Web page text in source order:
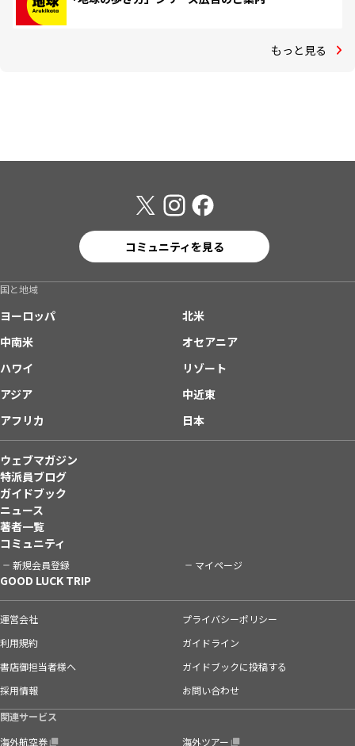
もっと見る
コミュニティを見る
国と地域
ヨーロッパ
北米
中南米
オセアニア
ハワイ
リゾート
アジア
中近東
アフリカ
日本
ウェブマガジン
特派員ブログ
ガイドブック
ニュース
著者一覧
コミュニティ
新規会員登録 マイページ
GOOD LUCK TRIP
運営会社
プライバシーポリシー
利用規約
ガイドライン
書店御担当者様へ
ガイドブックに投稿する
採用情報
お問い合わせ
関連サービス
海外航空券
海外ツアー